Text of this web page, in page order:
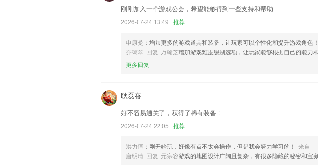
刚刚加入一个游戏公会，希望能够得到一些支持和帮助
2026-07-24 13:49 推荐
申康曼 ：增加更多的游戏道具和装备，让玩家可以个性化和提升游戏角色！
乔霭翠 回复 万翰芝增加游戏难度级别选项，让玩家能够根据自己的能力
更多回复
耿磊蓓
好不容易通关了，获得了稀有装备！
2026-07-24 22:05 推荐
洪力恒 ：刚开始玩，好像有点不太会操作，但是我会努力学习的！
来自
唐明晴 回复 元宗容游戏的地图设计广阔且复杂，有很多隐藏的秘密和宝